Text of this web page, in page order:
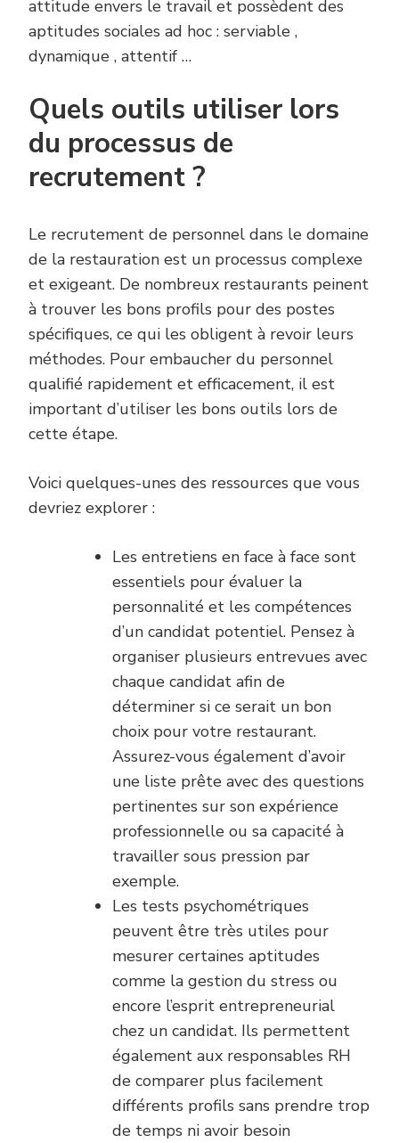
attitude envers le travail et possèdent des
aptitudes sociales ad hoc : serviable ,
dynamique , attentif …
Quels outils utiliser lors
du processus de
recrutement ?
Le recrutement de personnel dans le domaine
de la restauration est un processus complexe
et exigeant. De nombreux restaurants peinent
à trouver les bons profils pour des postes
spécifiques, ce qui les obligent à revoir leurs
méthodes. Pour embaucher du personnel
qualifié rapidement et efficacement, il est
important d’utiliser les bons outils lors de
cette étape.
Voici quelques-unes des ressources que vous
devriez explorer :
Les entretiens en face à face sont
essentiels pour évaluer la
personnalité et les compétences
d’un candidat potentiel. Pensez à
organiser plusieurs entrevues avec
chaque candidat afin de
déterminer si ce serait un bon
choix pour votre restaurant.
Assurez-vous également d’avoir
une liste prête avec des questions
pertinentes sur son expérience
professionnelle ou sa capacité à
travailler sous pression par
exemple.
Les tests psychométriques
peuvent être très utiles pour
mesurer certaines aptitudes
comme la gestion du stress ou
encore l’esprit entrepreneurial
chez un candidat. Ils permettent
également aux responsables RH
de comparer plus facilement
différents profils sans prendre trop
de temps ni avoir besoin